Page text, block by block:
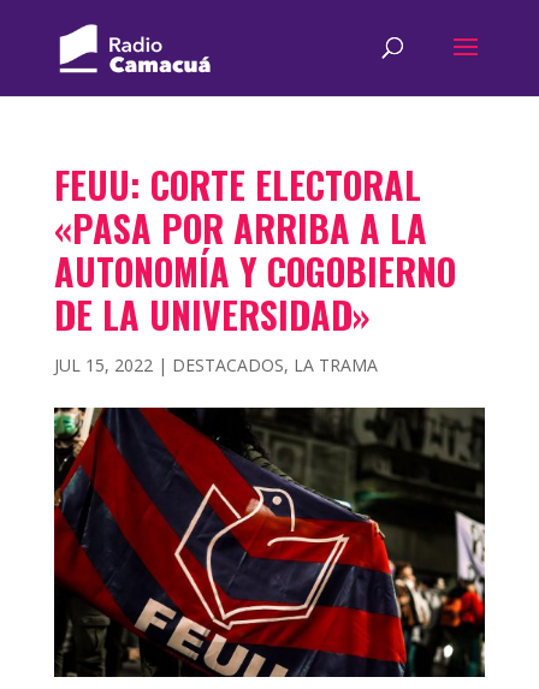
FEUU: CORTE ELECTORAL
«PASA POR ARRIBA A LA
AUTONOMÍA Y COGOBIERNO
DE LA UNIVERSIDAD»
JUL 15, 2022| DESTACADOS, LA TRAMA